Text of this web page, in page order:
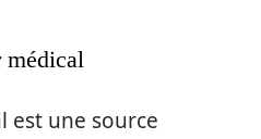
médical
est une source